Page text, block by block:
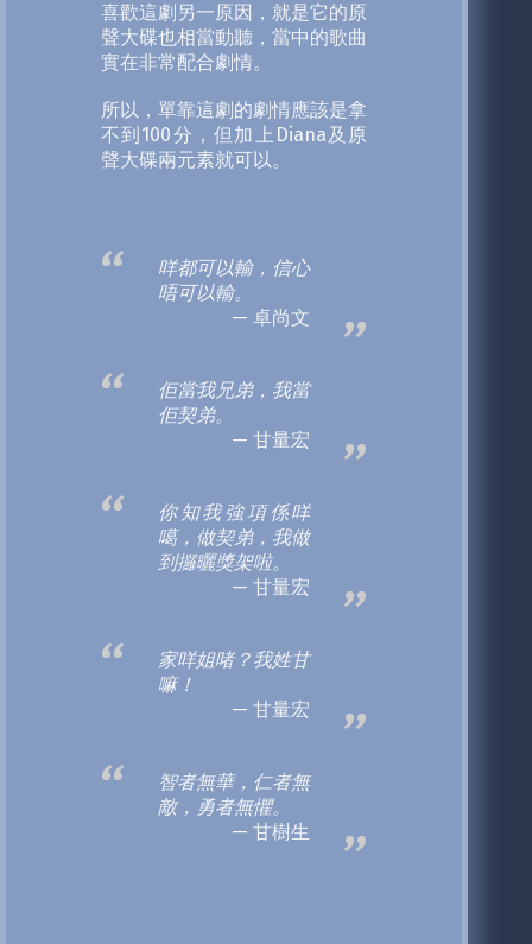
喜歡這劇另一原因，就是它的原
聲大碟也相當動聽，當中的歌曲
實在非常配合劇情。
所以，單靠這劇的劇情應該是拿
不到100分，但加上Diana及原
聲大碟兩元素就可以。
咩都可以輸，信心
唔可以輸。
卓尚文
佢當我兄弟，我當
佢契弟。
甘量宏
你知我強項係咩
噶，做契弟，我做
到攞曬獎架啦。
甘量宏
家咩姐啫？我姓甘
嘛！
甘量宏
智者無華，仁者無
敵，勇者無懼。
甘樹生